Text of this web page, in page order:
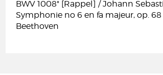
BWV 1008" [Rappel] / Johann
Symphonie no 6 en fa majeur, op.
Beethoven